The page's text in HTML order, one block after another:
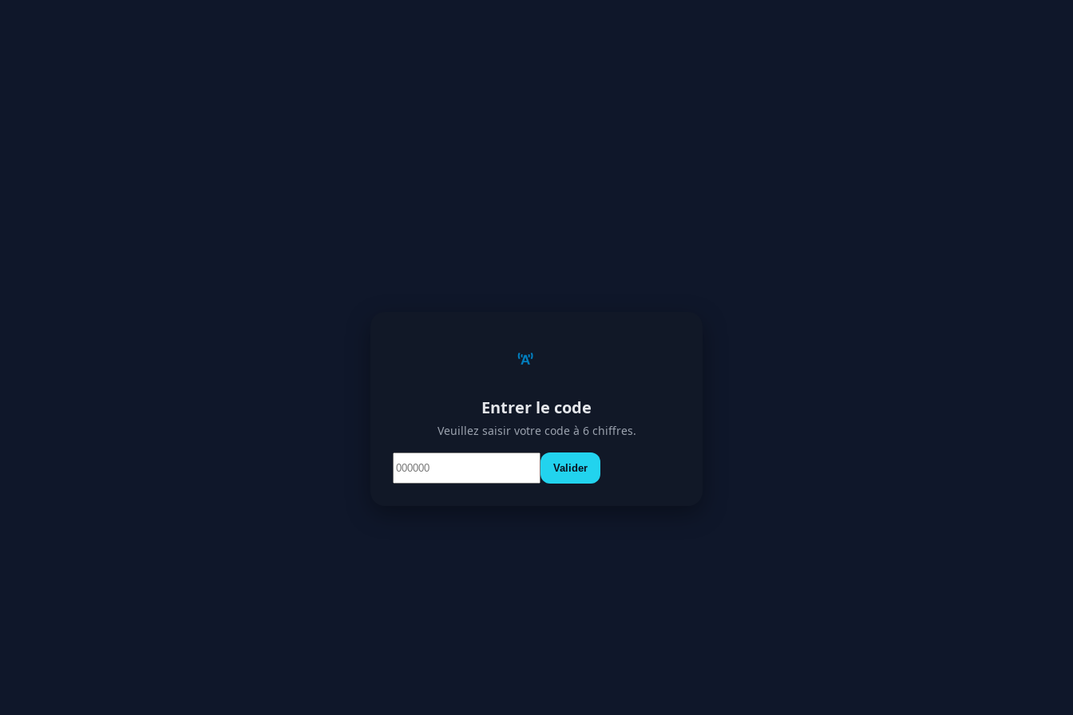
Entrer le code
Veuillez saisir votre code à 6 chiffres.
Valider